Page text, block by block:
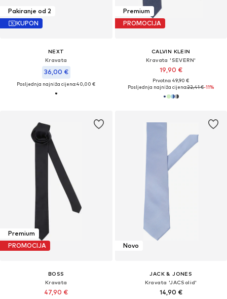
Pakiranje od 2
KUPON
NEXT
Kravata
36,00 €
Posljednja najniža cijena:40,00 €
Premium
PROMOCIJA
CALVIN KLEIN
Kravata 'SEVERN'
19,90 €
Prvotno: 49,90 €
Posljednja najniža cijena:22,41 €-11%
Premium
PROMOCIJA
BOSS
Kravata
47,90 €
Novo
JACK & JONES
Kravata 'JACSolid'
14,90 €